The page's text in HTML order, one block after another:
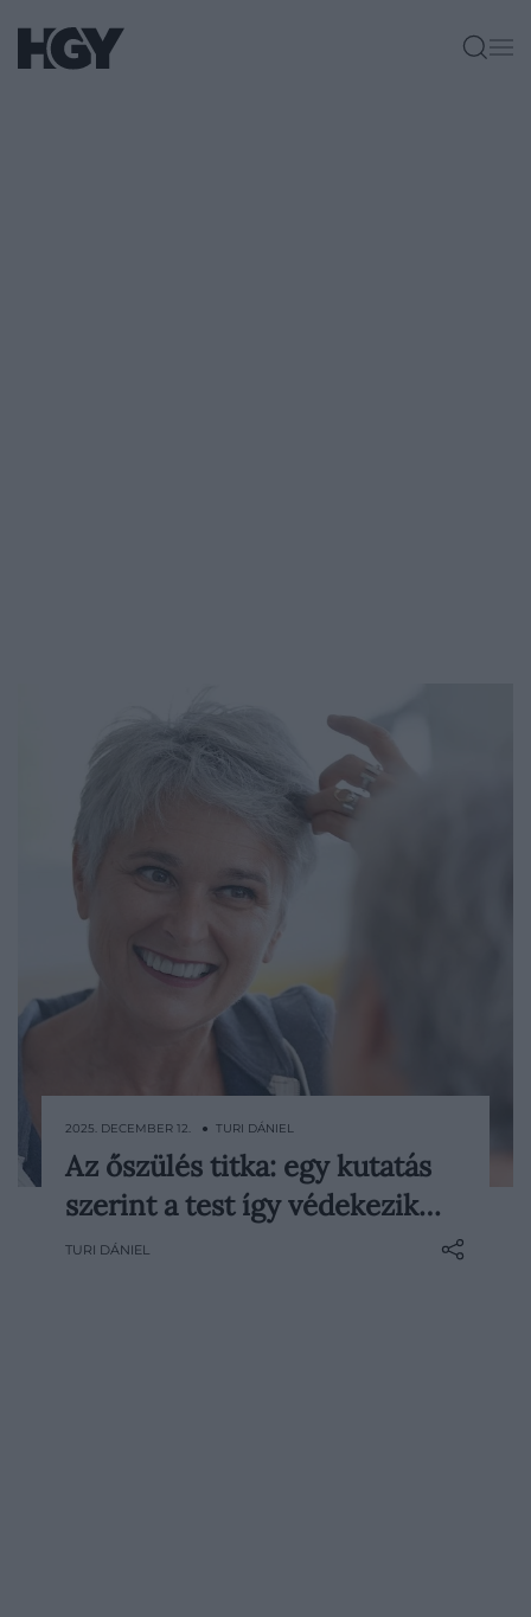
Az ősz haj az öregedés természetes
velejárója, ám egy friss kutatás
eredményei szerint jóval többről lehet szó:
2025. DECEMBER 12. ● TURI DÁNIEL
Az őszülés titka: egy kutatás
szerint a test így védekezik…
TURI DÁNIEL